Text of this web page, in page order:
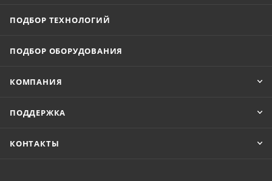
ПОДБОР ТЕХНОЛОГИЙ
ПОДБОР ОБОРУДОВАНИЯ
КОМПАНИЯ
ПОДДЕРЖКА
КОНТАКТЫ